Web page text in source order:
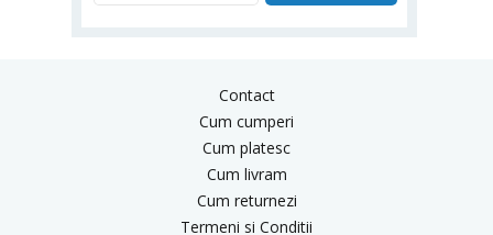
Contact
Cum cumperi
Cum platesc
Cum livram
Cum returnezi
Termeni si Conditii